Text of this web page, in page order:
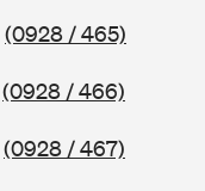
(0928 / 465)
(0928 / 466)
(0928 / 467)